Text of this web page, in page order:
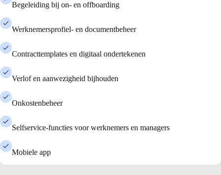
Begeleiding bij on- en offboarding
Werknemersprofiel- en documentbeheer
Contracttemplates en digitaal ondertekenen
Verlof en aanwezigheid bijhouden
Onkostenbeheer
Selfservice-functies voor werknemers en managers
Mobiele app